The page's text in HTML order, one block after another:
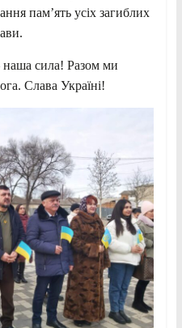
пам’ять усіх загиблих
наша сила! Разом ми
Слава Україні!